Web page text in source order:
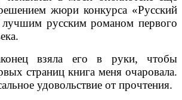
жюри конкурса «Русский
лучшим русским романом первого
взяла его в руки, чтобы
страниц книга меня очаровала.
удовольствие от прочтения.